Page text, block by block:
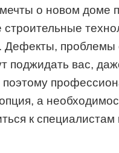
о новом доме
Дефекты, проблемы
поджидать вас,
а
к